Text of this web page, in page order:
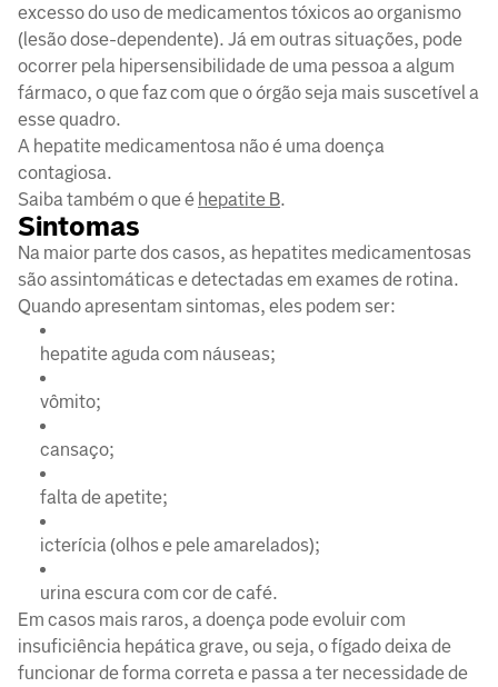
excesso do uso de medicamentos tóxicos ao organismo
(lesão dose-dependente). Já em outras situações, pode
ocorrer pela hipersensibilidade de uma pessoa a algum
fármaco, o que faz com que o órgão seja mais suscetível a
esse quadro.
A hepatite medicamentosa não é uma doença
contagiosa.
Saiba também o que é hepatite B.
Sintomas
Na maior parte dos casos, as hepatites medicamentosas
são assintomáticas e detectadas em exames de rotina.
Quando apresentam sintomas, eles podem ser:
hepatite aguda com náuseas;
vômito;
cansaço;
falta de apetite;
icterícia (olhos e pele amarelados);
urina escura com cor de café.
Em casos mais raros, a doença pode evoluir com
insuficiência hepática grave, ou seja, o fígado deixa de
funcionar de forma correta e passa a ter necessidade de